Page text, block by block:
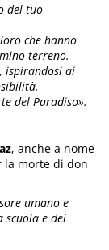
del tuo
che hanno
terreno.
ispirandosi ai
del Paradiso».
, anche a nome
la morte di don
umano e
scuola e dei